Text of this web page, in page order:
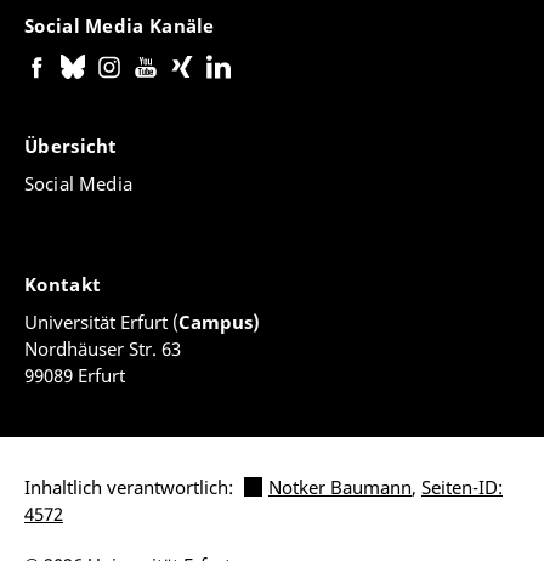
Social Media Kanäle
Übersicht
Social Media
Kontakt
Universität Erfurt (Campus)
Nordhäuser Str. 63
99089 Erfurt
Inhaltlich verantwortlich: Notker Baumann, Seiten-ID:
4572